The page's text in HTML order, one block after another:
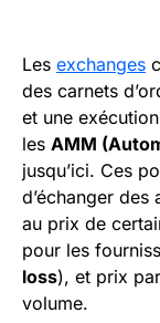
Les exchanges
des carnets
et une
les AMM
jusqu’ici. Ces
d’échanger
au prix de
pour les
loss), et prix
volume.